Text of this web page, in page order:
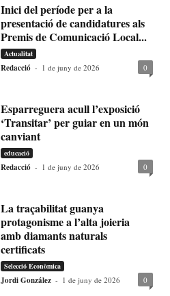
Inici del període per a la
presentació de candidatures als
Premis de Comunicació Local...
Actualitat
Redacció - 1 de juny de 2026 0
Esparreguera acull l’exposició
‘Transitar’ per guiar en un món
canviant
educació
Redacció - 1 de juny de 2026 0
La traçabilitat guanya
protagonisme a l’alta joieria
amb diamants naturals
certificats
Selecció Econòmica
Jordi González - 1 de juny de 2026 0